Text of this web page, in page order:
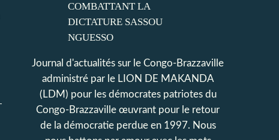
Journal d'actualités sur le Congo-Brazzaville
administré par le LION DE MAKANDA
(LDM) pour les démocrates patriotes du
Congo-Brazzaville œuvrant pour le retour
de la démocratie perdue en 1997. Nous